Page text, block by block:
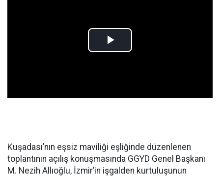
Kuşadası’nın eşsiz maviliği eşliğinde düzenlenen
toplantının açılış konuşmasında GGYD Genel Başkanı
M. Nezih Allıoğlu, İzmir’in işgalden kurtuluşunun